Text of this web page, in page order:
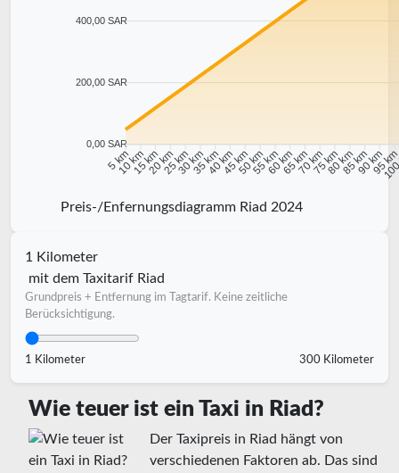
400,00 SAR
200,00 SAR
0,00 SAR
5 km
10 km15 km20 km25 km30 km35 km40 km45 km50 km55 km60 km65 km70 km75 km80 km85 km90 km
95
Preis-/Enfernungsdiagramm Riad 2024
1 Kilometer
mit dem Taxitarif Riad
Grundpreis + Entfernung im Tagtarif. Keine zeitliche
Berücksichtigung.
1 Kilometer 300 Kilometer
Wie teuer ist ein Taxi in Riad?
Der Taxipreis in Riad hängt von
verschiedenen Faktoren ab. Das sind